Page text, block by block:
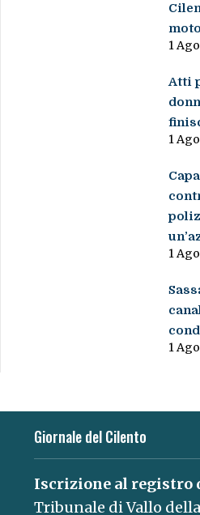
1
Atti
1
1
1
Giornale del Cilento
Iscrizione al registro
Tribunale di Vallo